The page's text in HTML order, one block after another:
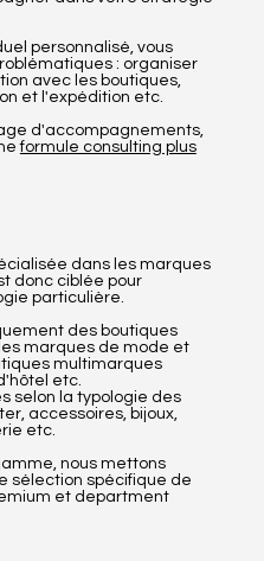
personnalisé, vous
: organiser
avec les boutiques,
et l'expédition etc.
d'accompagnements,
formule consulting plus
dans les marques
donc ciblée pour
particulière.
des boutiques
marques de mode et
multimarques
etc.
selon la typologie des
accessoires, bijoux,
etc.
nous mettons
sélection spécifique de
et department